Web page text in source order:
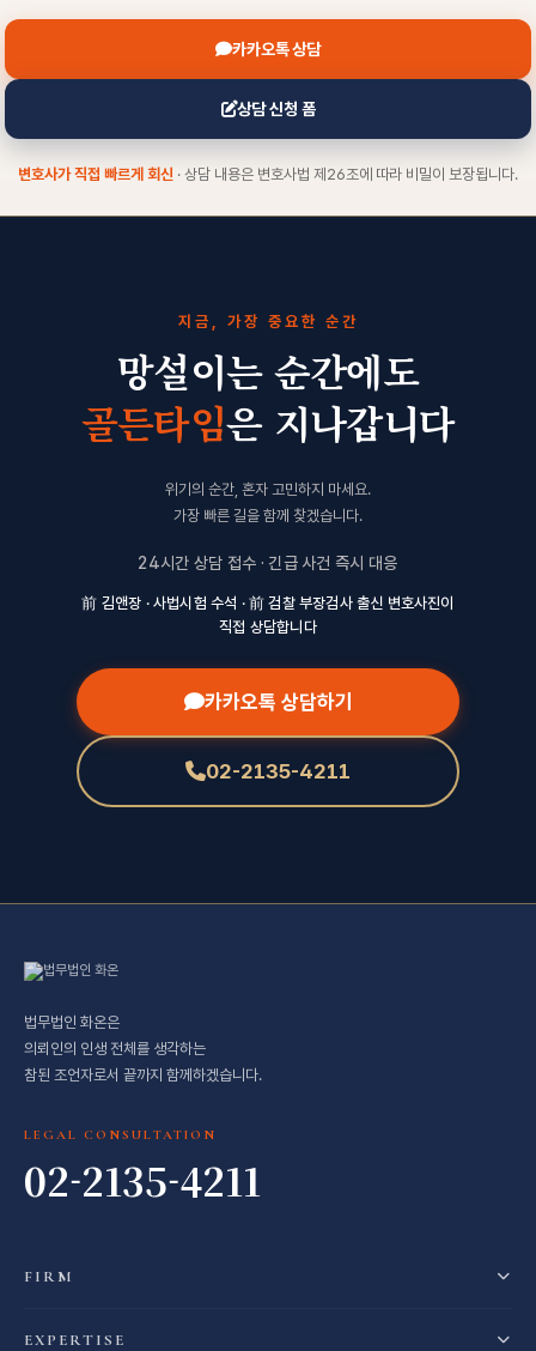
카카오톡 상담
상담 신청 폼
변호사가 직접 빠르게 회신 · 상담 내용은 변호사법 제26조에 따라 비밀이 보장됩니다.
지금, 가장 중요한 순간
망설이는 순간에도
골든타임은 지나갑니다
위기의 순간, 혼자 고민하지 마세요.
가장 빠른 길을 함께 찾겠습니다.
24시간 상담 접수 · 긴급 사건 즉시 대응
前 김앤장 · 사법시험 수석 · 前 검찰 부장검사 출신 변호사진이
직접 상담합니다
카카오톡 상담하기
02-2135-4211
법무법인 화온은
의뢰인의 인생 전체를 생각하는
참된 조언자로서 끝까지 함께하겠습니다.
LEGAL CONSULTATION
02-2135-4211
FIRM
EXPERTISE